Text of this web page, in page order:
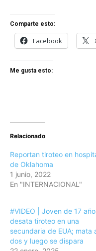
Comparte esto:
Facebook
Me gusta esto:
Relacionado
Reportan tiroteo en
de Oklahoma
1 junio, 2022
En "INTERNACIONAL"
#VIDEO | Joven de 17
desata tiroteo en una
secundaria de EUA; mata
dos y luego se dispara